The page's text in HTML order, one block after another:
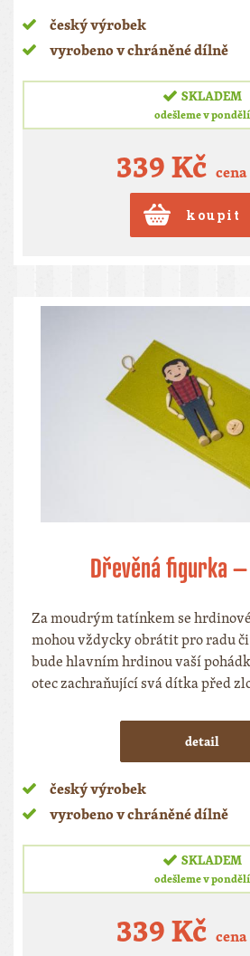
český výrobek
vyrobeno v chráněné dílně
SKLADEM
odešleme v pondělí
339 Kč cena
Dřevěná figurka
Za moudrým tatínkem se
mohou vždycky obrátit pro radu
bude hlavním hrdinou vaší
otec zachraňující svá dítka před
detail
český výrobek
vyrobeno v chráněné dílně
SKLADEM
odešleme v pondělí
339 Kč cena